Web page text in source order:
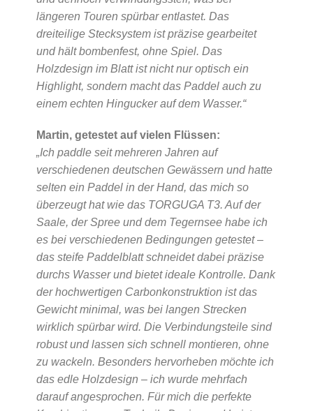
längeren Touren spürbar entlastet. Das
dreiteilige Stecksystem ist präzise gearbeitet
und hält bombenfest, ohne Spiel. Das
Holzdesign im Blatt ist nicht nur optisch ein
Highlight, sondern macht das Paddel auch zu
einem echten Hingucker auf dem Wasser.“
Martin, getestet auf vielen Flüssen:
„Ich paddle seit mehreren Jahren auf
verschiedenen deutschen Gewässern und hatte
selten ein Paddel in der Hand, das mich so
überzeugt hat wie das TORGUGA T3. Auf der
Saale, der Spree und dem Tegernsee habe ich
es bei verschiedenen Bedingungen getestet –
das steife Paddelblatt schneidet dabei präzise
durchs Wasser und bietet ideale Kontrolle. Dank
der hochwertigen Carbonkonstruktion ist das
Gewicht minimal, was bei langen Strecken
wirklich spürbar wird. Die Verbindungsteile sind
robust und lassen sich schnell montieren, ohne
zu wackeln. Besonders hervorheben möchte ich
das edle Holzdesign – ich wurde mehrfach
darauf angesprochen. Für mich die perfekte